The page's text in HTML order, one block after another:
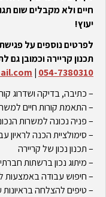
חיים ולא מקבלים שום
יעוץ!
לפרטים נוספים על
תכנון קריירה וכמובן גם
054-7380310
|
– כתיבה, בדיקה ושדרוג
– התאמת קורות חיים
– פניה נכונה למשרות
– סימולציית הכנה לראיון
– תכנון נכון של קריירה
– מיתוג נכון ברשתות
– חיפוש עבודה באמצעות
– טיפים להצלחה